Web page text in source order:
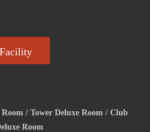
/ Tower Deluxe Room / Club
Room